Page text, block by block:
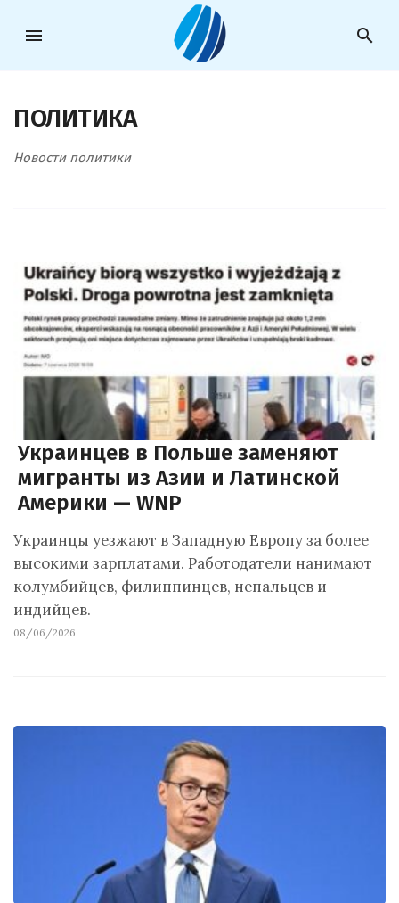
menu search
ПОЛИТИКА
Новости политики
Украинцев в Польше заменяют
мигранты из Азии и Латинской
Америки — WNP
Украинцы уезжают в Западную Европу за более
высокими зарплатами. Работодатели нанимают
колумбийцев, филиппинцев, непальцев и
индийцев.
08/06/2026